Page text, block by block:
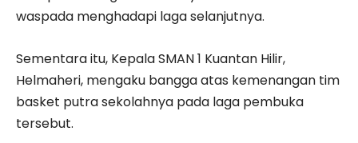
waspada menghadapi laga selanjutnya.
Sementara itu, Kepala SMAN 1 Kuantan Hilir,
Helmaheri, mengaku bangga atas kemenangan tim
basket putra sekolahnya pada laga pembuka
tersebut.